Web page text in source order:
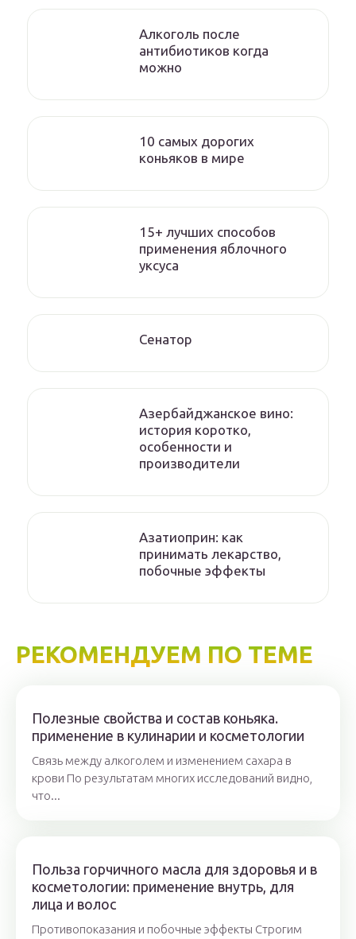
Алкоголь после
антибиотиков когда
можно
10 самых дорогих
коньяков в мире
15+ лучших способов
применения яблочного
уксуса
Сенатор
Азербайджанское вино:
история коротко,
особенности и
производители
Азатиоприн: как
принимать лекарство,
побочные эффекты
РЕКОМЕНДУЕМ ПО ТЕМЕ
Полезные свойства и состав коньяка.
применение в кулинарии и косметологии
Связь между алкоголем и изменением сахара в
крови По результатам многих исследований видно,
что...
Польза горчичного масла для здоровья и в
косметологии: применение внутрь, для
лица и волос
Противопоказания и побочные эффекты Строгим